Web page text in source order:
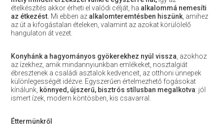
ételkészítés akkor érheti el valódi célját, ha alkalommá nemesíti
az étkezést. Mi ebben azalkalomteremtésben hiszünk, amihez
az út a kifogástalan ételeken, valamint az azokat körülölelő
hangulaton át vezet.
Konyhánk a hagyományos gyökerekhez nyúl vissza , azokhoz
az ízekhez, amik mindannyiunkban emlékeket, nosztalgiát
ébresztenek a családi asztalok kedvenceit, az otthoni ünnepek
különlegességét idézve. Egyszerűen értelmezhető fogásokat
kínálunk, könnyed, újszerű, bisztrós stílusban megalkotva: jól
ismert ízek, modern köntösben, kis csavarral.
Éttermünkről